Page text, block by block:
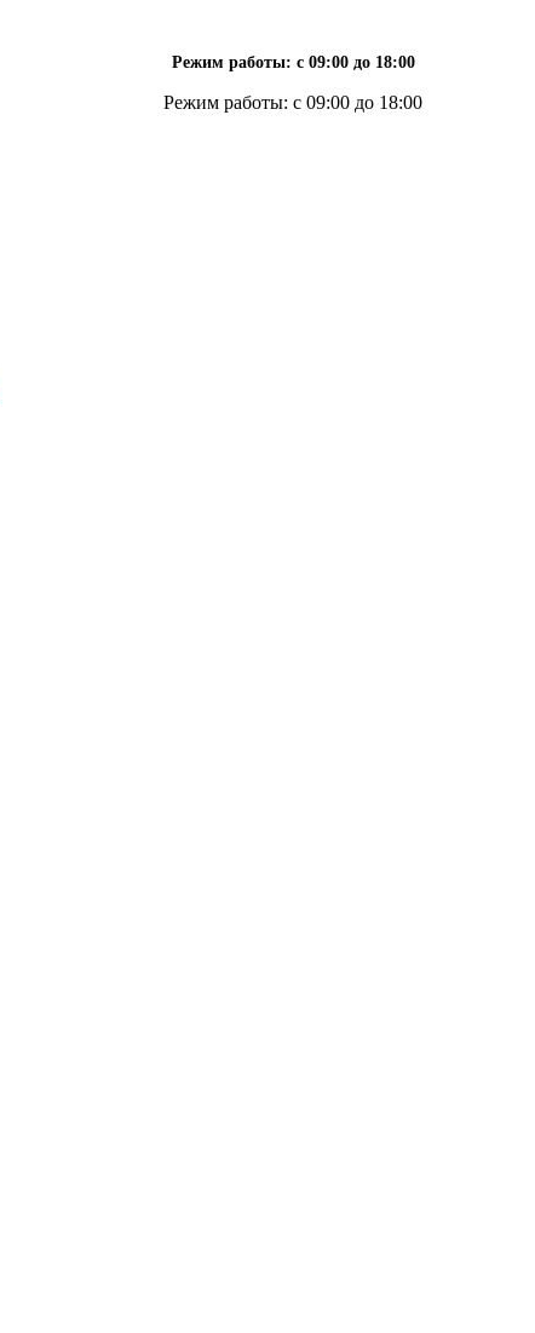
Режим работы: с 09:00 до 18:00
Режим работы: с 09:00 до 18:00